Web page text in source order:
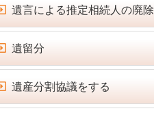
遺言による推定相続人の廃除
遺留分
遺産分割協議をする